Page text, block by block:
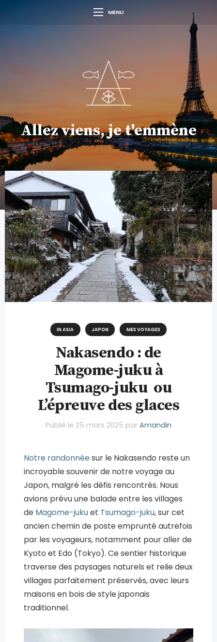
MENU
Allez viens, je t'emmène
IN ASIA JAPON MES VOYAGES
Nakasendo : de
Magome-juku à
Tsumago-juku ou
L’épreuve des glaces
Publié le 25 mars 2025 par Amandin
Notre randonnéesur le Nakasendo reste un
incroyable souvenir de notre voyage au
Japon, malgré les défis rencontrés. Nous
avions prévu une balade entre les villages
de Magome-jukuet Tsumago-juku, sur cet
ancien chemin de poste emprunté autrefois
par les voyageurs, notamment pour aller de
Kyoto et Edo (Tokyo). Ce sentier historique
traverse des paysages naturels et relie deux
villages parfaitement préservés, avec leurs
maisons en bois de style japonais
traditionnel.